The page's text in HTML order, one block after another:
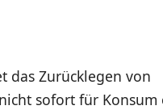
das Zurücklegen von
sofort für Konsum